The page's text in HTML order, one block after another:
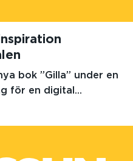
bok ”Gilla” under en
för en digital...